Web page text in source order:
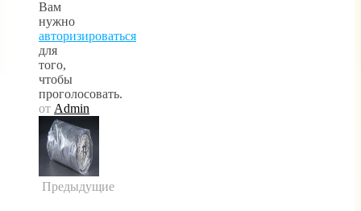
Вам
нужно
авторизироваться
для
того,
чтобы
проголосовать.
от Admin
Предыдущие